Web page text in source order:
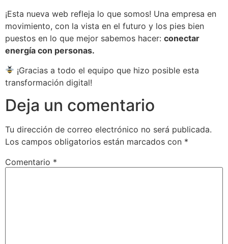
¡Esta nueva web refleja lo que somos! Una empresa en
movimiento, con la vista en el futuro y los pies bien
puestos en lo que mejor sabemos hacer: conectar
energía con personas.
¡Gracias a todo el equipo que hizo posible esta
transformación digital!
Deja un comentario
Tu dirección de correo electrónico no será publicada.
Los campos obligatorios están marcados con *
Comentario *